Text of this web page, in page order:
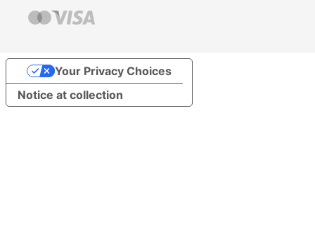
Notice at collection
Your Privacy Choices